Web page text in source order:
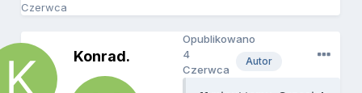
Czerwca
Konrad. Autor
Opublikowano
4
Czerwca